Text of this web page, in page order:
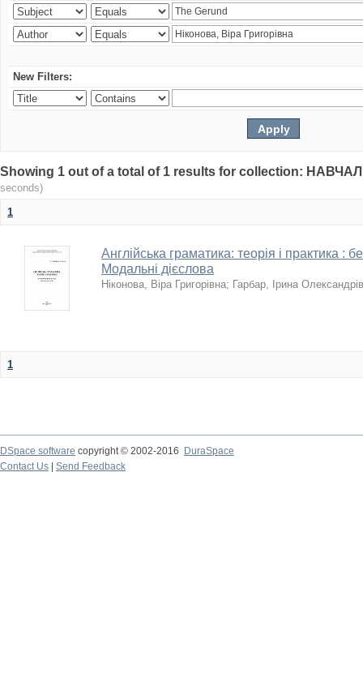
New Filters:
Showing 1 out of a total of 1 results for collection:
seconds)
1
Англійська граматика: теорія і практика :
Модальні дієслова
Ніконова, Віра Григорівна; Гарбар, Ірина
1
DSpace software copyright © 2002-2016
DuraSpace
Contact Us
Send Feedback